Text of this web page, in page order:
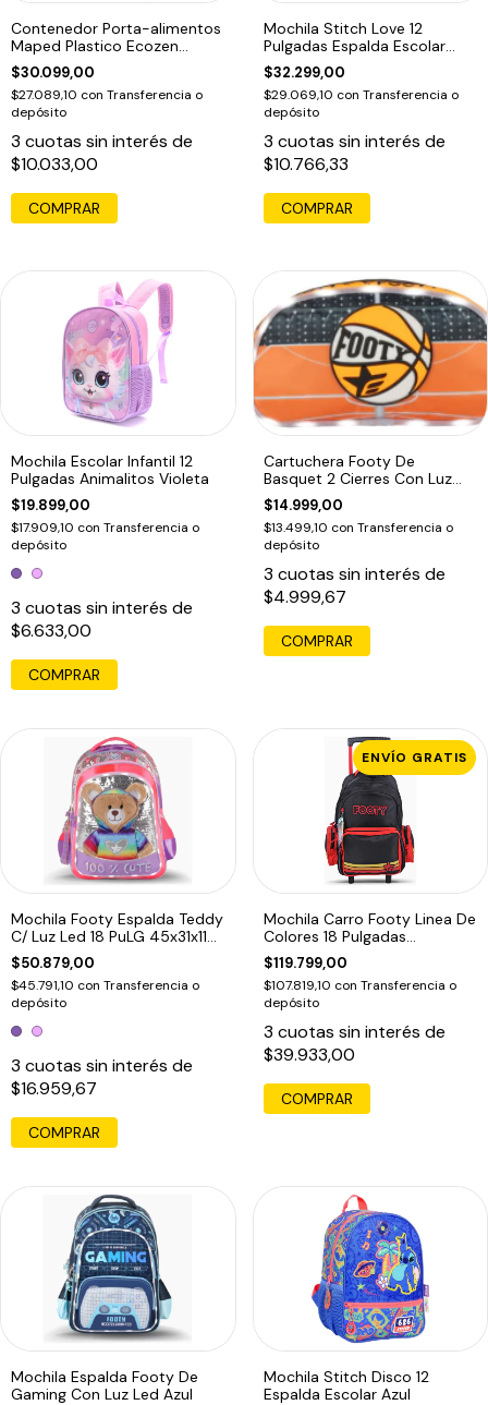
Contenedor Porta-alimentos
Maped Plastico Ecozen
Racoon Azul
$30.099,00
$27.089,10 con Transferencia o
depósito
3 cuotas sin interés de
$10.033,00
Mochila Stitch Love 12
Pulgadas Espalda Escolar
Azul
$32.299,00
$29.069,10 con Transferencia o
depósito
3 cuotas sin interés de
$10.766,33
Mochila Escolar Infantil 12
Pulgadas Animalitos Violeta
$19.899,00
$17.909,10 con Transferencia o
depósito
3 cuotas sin interés de
$6.633,00
COMPRAR
Cartuchera Footy De
Basquet 2 Cierres Con Luz
Naranja Baloncesto
$14.999,00
$13.499,10 con Transferencia o
depósito
3 cuotas sin interés de
$4.999,67
Mochila Footy Espalda Teddy
C/ Luz Led 18 PuLG 45x31x11
Violeta
$50.879,00
$45.791,10 con Transferencia o
depósito
3 cuotas sin interés de
$16.959,67
COMPRAR
ENVÍO GRATIS
Mochila Carro Footy Linea De
Colores 18 Pulgadas
48x30x22cm Rojo
$119.799,00
$107.819,10 con Transferencia o
depósito
3 cuotas sin interés de
$39.933,00
Mochila Espalda Footy De
Gaming Con Luz Led Azul
Mochila Stitch Disco 12
Espalda Escolar Azul